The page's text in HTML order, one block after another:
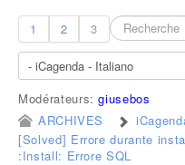
1 2 3
Modérateurs:giusebos
ARCHIVES
[Solved] Errore durante
:Install: Errore SQL